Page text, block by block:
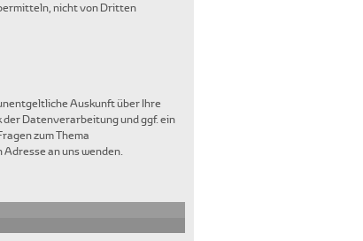
nicht von Dritten
Auskunft über Ihre
Datenverarbeitung und ggf. ein
zum Thema
an uns wenden.